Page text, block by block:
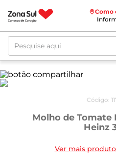
Como
Pesquise aqui
Código:
Molho de Tomate
Heinz
Ver mais